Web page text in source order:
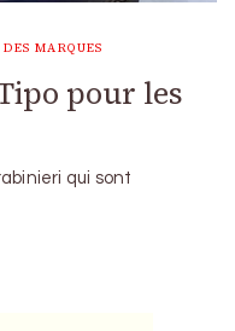
MARQUES
pour les
qui sont